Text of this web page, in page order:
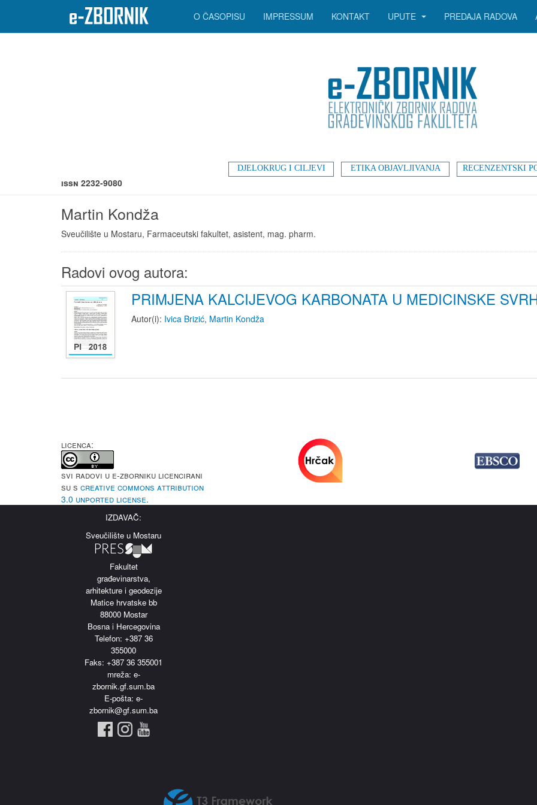
DJELOKRUG I CILJEVI ETIKA OBJAVLJIVANJA RECENZENTSKI
O ČASOPISU IMPRESSUM KONTAKT UPUTE PREDAJA RADOVA
ISSN 2232-9080
Martin Kondža
Sveučilište u Mostaru, Farmaceutski fakultet, asistent, mag. pharm.
Radovi ovog autora:
PRIMJENA KALCIJEVOG KARBONATA U MEDICINSKE
Autor(i): Ivica Brizić, Martin Kondža
LICENCA:
Svi radovi u e-Zborniku licencirani
su s Creative Commons Attribution
3.0 Unported License.
IZDAVAČ:
Sveučilište u Mostaru
Fakultet
građevinarstva,
arhitekture i geodezije
Matice hrvatske bb
88000 Mostar
Bosna i Hercegovina
Telefon: +387 36
355000
Faks: +387 36 355001
mreža: e-
zbornik.gf.sum.ba
E-pošta: e-
zbornik@gf.sum.ba